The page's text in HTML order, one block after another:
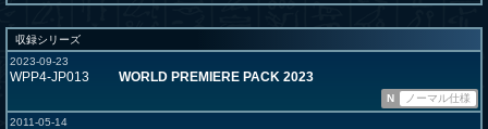
収録シリーズ
2023-09-23
WPP4-JP013 WORLD PREMIERE PACK 2023
N
ノーマル仕様
2011-05-14